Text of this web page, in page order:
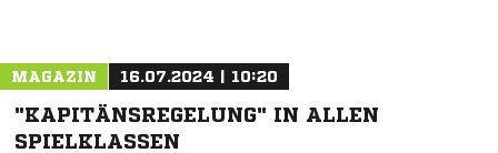
MAGAZIN 16.07.2024 | 10:20
"KAPITÄNSREGELUNG" IN ALLEN
SPIELKLASSEN